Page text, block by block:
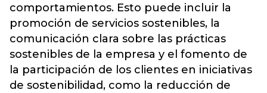
comportamientos. Esto puede incluir la
promoción de servicios sostenibles, la
comunicación clara sobre las prácticas
sostenibles de la empresa y el fomento de
la participación de los clientes en iniciativas
de sostenibilidad, como la reducción de